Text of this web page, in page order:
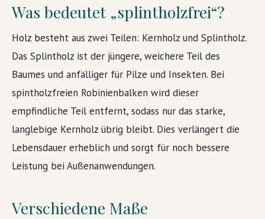
Was bedeutet „splintholzfrei“?
Holz besteht aus zwei Teilen: Kernholz und Splintholz.
Das Splintholz ist der jüngere, weichere Teil des
Baumes und anfälliger für Pilze und Insekten. Bei
spintholzfreien Robinienbalken wird dieser
empfindliche Teil entfernt, sodass nur das starke,
langlebige Kernholz übrig bleibt. Dies verlängert die
Lebensdauer erheblich und sorgt für noch bessere
Leistung bei Außenanwendungen.
Verschiedene Maße